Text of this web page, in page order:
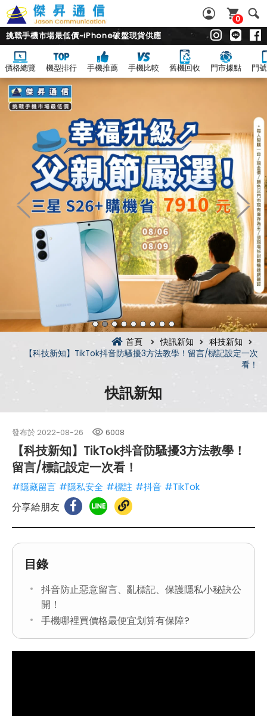
0
挑戰手機市場最低價~iPhone破盤現貨供應
價格總覽 機型排行 手機推薦 手機比較 舊機回收 門市據點 門
首頁 快訊新知
科技新知
【科技新知】TikTok抖音防騷擾3方法教學！留言/標記設定一次
看！
快訊新知
發布於 2022-08-26 6008
【科技新知】TikTok抖音防騷擾3方法教學！
留言/標記設定一次看！
#隱藏留言 #隱私安全 #標註 #抖音 #TikTok
分享給朋友
目錄
抖音防止惡意留言、亂標記、保護隱私小秘訣公
開！
手機哪裡買價格最便宜划算有保障?